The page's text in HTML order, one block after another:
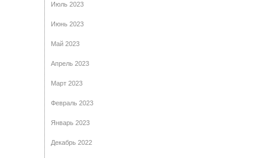
Июль 2023
Июнь 2023
Май 2023
Апрель 2023
Март 2023
Февраль 2023
Январь 2023
Декабрь 2022